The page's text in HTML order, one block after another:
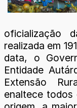
oficialização
realizada em
data, o
Entidade
Extensão
enaltece